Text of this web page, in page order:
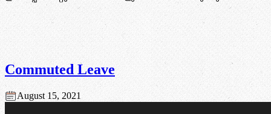
Commuted Leave
August 15, 2021